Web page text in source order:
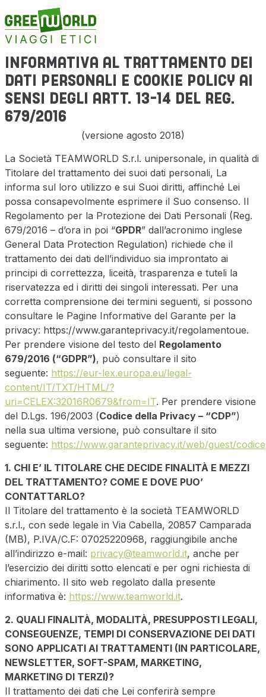
INFORMATIVA AL TRATTAMENTO DEI
DATI PERSONALI E COOKIE POLICY AI
SENSI DEGLI ARTT. 13-14 DEL REG.
679/2016
(versione agosto 2018)
La Società TEAMWORLD S.r.l. unipersonale, in qualità di
Titolare del trattamento dei suoi dati personali, La
informa sul loro utilizzo e sui Suoi diritti, affinché Lei
possa consapevolmente esprimere il Suo consenso. Il
Regolamento per la Protezione dei Dati Personali (Reg.
679/2016 – d’ora in poi “GPDR” dall’acronimo inglese
General Data Protection Regulation) richiede che il
trattamento dei dati dell’individuo sia improntato ai
principi di correttezza, liceità, trasparenza e tuteli la
riservatezza ed i diritti dei singoli interessati. Per una
corretta comprensione dei termini seguenti, si possono
consultare le Pagine Informative del Garante per la
privacy: https://www.garanteprivacy.it/regolamentoue.
Per prendere visione del testo del Regolamento
679/2016 (“GDPR”), può consultare il sito
seguente: https://eur-lex.europa.eu/legal-
content/IT/TXT/HTML/?
uri=CELEX:32016R0679&from=IT. Per prendere visione
del D.Lgs. 196/2003 (Codice della Privacy – “CDP”)
nella sua ultima versione, può consultare il sito
seguente: https://www.garanteprivacy.it/web/guest/codice
1. CHI E’ IL TITOLARE CHE DECIDE FINALITÀ E MEZZI
DEL TRATTAMENTO? COME E DOVE PUO’
CONTATTARLO?
Il Titolare del trattamento è la società TEAMWORLD
s.r.l., con sede legale in Via Cabella, 20857 Camparada
(MB), P.IVA/C.F: 07025220968, raggiungibile anche
all’indirizzo e-mail: privacy@teamworld.it, anche per
l’esercizio dei diritti sotto elencati e per ogni richiesta di
chiarimento. Il sito web regolato dalla presente
informativa è: https://www.teamworld.it.
2. QUALI FINALITÀ, MODALITÀ, PRESUPPOSTI LEGALI,
CONSEGUENZE, TEMPI DI CONSERVAZIONE DEI DATI
SONO APPLICATI AI TRATTAMENTI (IN PARTICOLARE,
NEWSLETTER, SOFT-SPAM, MARKETING,
MARKETING DI TERZI)?
Il trattamento dei dati che Lei conferirà sempre